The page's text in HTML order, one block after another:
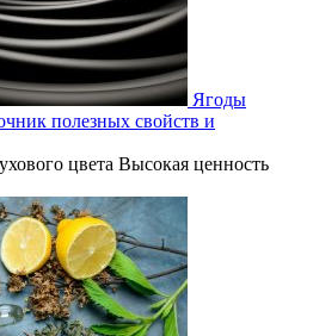
Ягоды
полезных свойств и
цвета Высокая ценность